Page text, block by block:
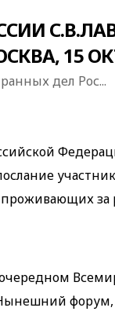
15
дел Рос...
проживающих за
форум,